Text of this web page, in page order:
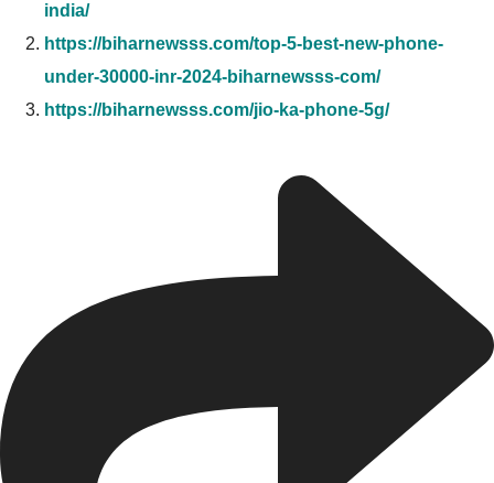
india/
https://biharnewsss.com/top-5-best-new-phone-
under-30000-inr-2024-biharnewsss-com/
https://biharnewsss.com/jio-ka-phone-5g/